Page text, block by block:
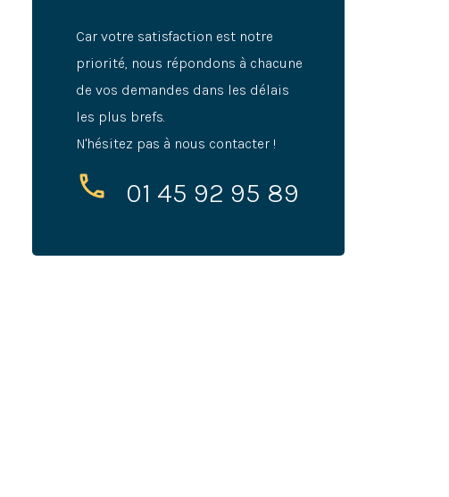
Car votre satisfaction est notre
priorité, nous répondons à chacune
de vos demandes dans les délais
les plus brefs.
N'hésitez pas à nous contacter !
01 45 92 95 89